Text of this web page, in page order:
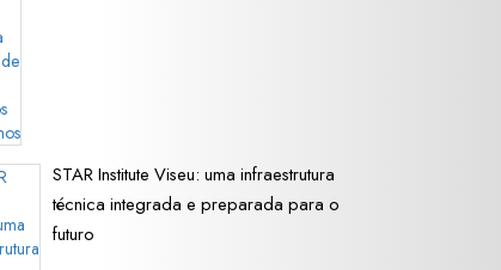
STAR Institute Viseu: uma infraestrutura
técnica integrada e preparada para o
futuro